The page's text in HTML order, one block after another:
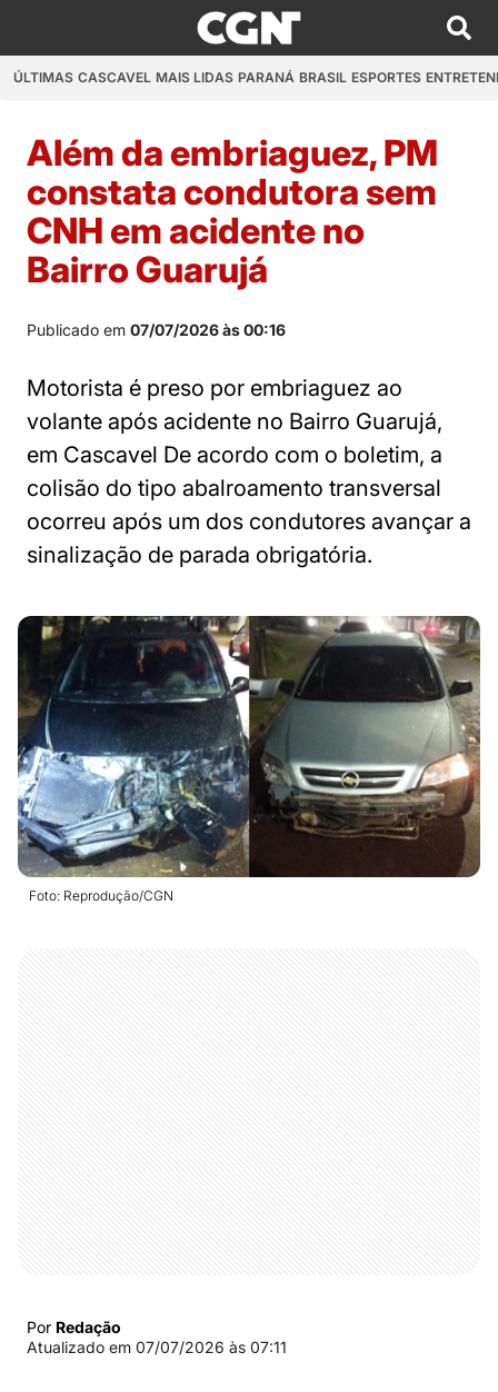
ÚLTIMAS CASCAVEL MAIS LIDAS PARANÁ BRASIL ESPORTES
Além da embriaguez, PM
constata condutora sem
CNH em acidente no
Bairro Guarujá
Publicado em 07/07/2026 às 00:16
Motorista é preso por embriaguez ao
volante após acidente no Bairro Guarujá,
em Cascavel De acordo com o boletim, a
colisão do tipo abalroamento transversal
ocorreu após um dos condutores avançar a
sinalização de parada obrigatória.
Foto: Reprodução/CGN
Por Redação
Atualizado em 07/07/2026 às 07:11